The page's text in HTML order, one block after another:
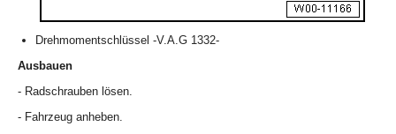
Drehmomentschlüssel -V.A.G 1332-
Ausbauen
- Radschrauben lösen.
- Fahrzeug anheben.